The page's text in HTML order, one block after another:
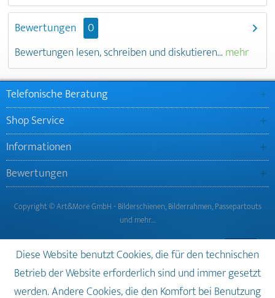
Bewertungen
0
Bewertungen lesen, schreiben und diskutieren... mehr
Telefonische Beratung
Shop Service
Informationen
Bewertungen
Copyright © Art&More GmbH - Bilderschienen, Bilderrahmen, Passepartouts
und mehr…
Diese Website benutzt Cookies, die für den technischen
Betrieb der Website erforderlich sind und immer gesetzt
werden. Andere Cookies, die den Komfort bei Benutzung